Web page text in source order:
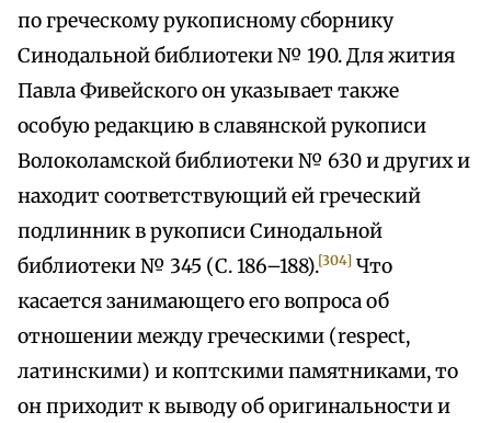
по греческому рукописному сборнику
Синодальной библиотеки № 190. Для жития
Павла Фивейского он указывает также
особую редакцию в славянской рукописи
Волоколамской библиотеки № 630 и других и
находит соответствующий ей греческий
подлинник в рукописи Синодальной
библиотеки № 345 (С. 186–188).[304] Что
касается занимающего его вопроса об
отношении между греческими (respect,
латинскими) и коптскими памятниками, то
он приходит к выводу об оригинальности и